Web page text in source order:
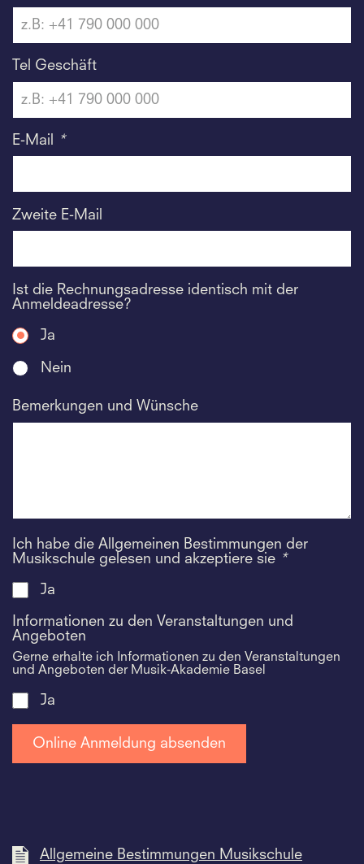
Tel Geschäft
E-Mail *
Zweite E-Mail
Ist die Rechnungsadresse identisch mit der
Anmeldeadresse?
Ja
Nein
Bemerkungen und Wünsche
Ich habe die Allgemeinen Bestimmungen der
Musikschule gelesen und akzeptiere sie *
Ja
Informationen zu den Veranstaltungen und
Angeboten
Gerne erhalte ich Informationen zu den Veranstaltungen
und Angeboten der Musik-Akademie Basel
Ja
Allgemeine Bestimmungen Musikschule